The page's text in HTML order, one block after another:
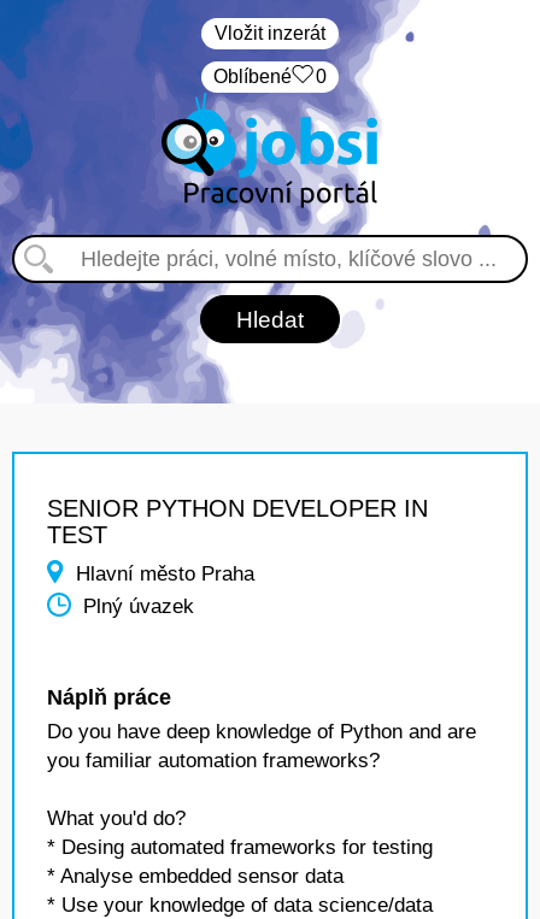
Vložit inzerát
Oblíbené 0
SENIOR PYTHON DEVELOPER IN
TEST
Hlavní město Praha
Plný úvazek
Náplň práce
Do you have deep knowledge of Python and are
you familiar automation frameworks?
What you'd do?
* Desing automated frameworks for testing
* Analyse embedded sensor data
* Use your knowledge of data science/data